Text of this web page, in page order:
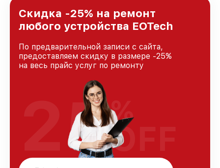
Нижнем Новгороде, постоянно повышая
уровень доверия и лояльности наших
клиентов.
Скидка -25% на ремонт
любого устройства EOTech
По предварительной записи с сайта,
предоставляем скидку в размере -25%
на весь прайс услуг по ремонту
25%
OFF